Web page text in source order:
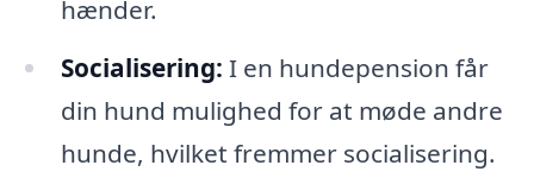
hænder.
Socialisering: I en hundepension får
din hund mulighed for at møde andre
hunde, hvilket fremmer socialisering.